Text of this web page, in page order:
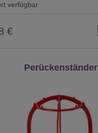
verfügbar
€
überspringen
Perückenständer